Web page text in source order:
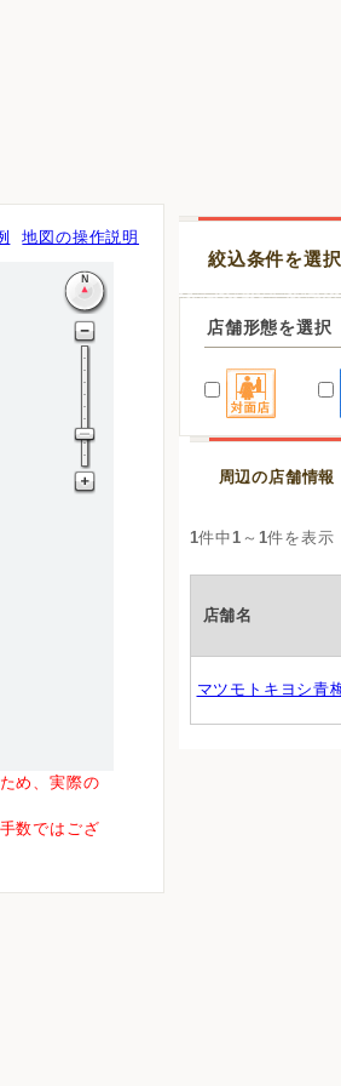
地図の操作説明
め、実際の
数ではござ
絞込条件を選
店舗形態を選択
周辺の店舗情報
1件中 1 ～ 1件を表示
店舗名
マツモトキヨシ青